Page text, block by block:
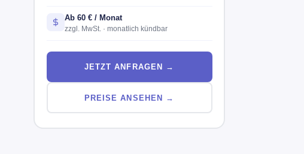
Ab 60 € / Monat
zzgl. MwSt. · monatlich kündbar
JETZT ANFRAGEN →
PREISE ANSEHEN →